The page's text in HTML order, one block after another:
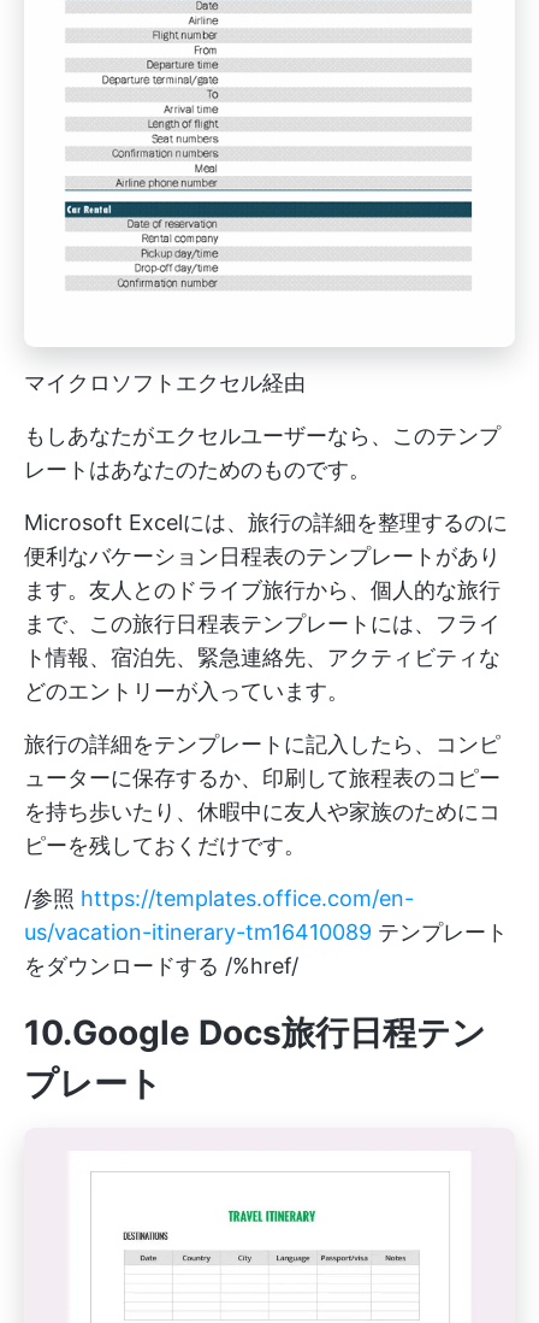
マイクロソフトエクセル経由
もしあなたがエクセルユーザーなら、このテンプ
レートはあなたのためのものです。
Microsoft Excelには、旅行の詳細を整理するのに
便利なバケーション日程表のテンプレートがあり
ます。友人とのドライブ旅行から、個人的な旅行
まで、この旅行日程表テンプレートには、フライ
ト情報、宿泊先、緊急連絡先、アクティビティな
どのエントリーが入っています。
旅行の詳細をテンプレートに記入したら、コンピ
ューターに保存するか、印刷して旅程表のコピー
を持ち歩いたり、休暇中に友人や家族のためにコ
ピーを残しておくだけです。
/参照 https://templates.office.com/en-
us/vacation-itinerary-tm16410089 テンプレート
をダウンロードする /%href/
10.Google Docs旅行日程テン
プレート